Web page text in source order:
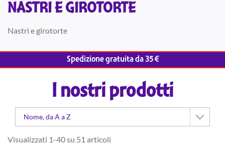
NASTRI E GIROTORTE
Nastri e girotorte
Spedizione gratuita da 35 €
I nostri prodotti
Nome, da A a Z
Visualizzati 1-40 su 51 articoli